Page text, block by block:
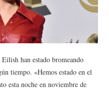
han estado bromeando
tiempo. «Hemos estado en el
esta noche en noviembre de